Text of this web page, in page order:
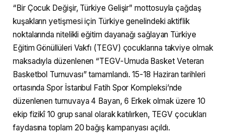
“Bir Çocuk Değişir, Türkiye Gelişir” mottosuyla çağdaş
kuşakların yetişmesi için Türkiye genelindeki aktiflik
noktalarında nitelikli eğitim dayanağı sağlayan Türkiye
Eğitim Gönüllüleri Vakfı (TEGV) çocuklarına takviye olmak
maksadıyla düzenlenen “TEGV-Umuda Basket Veteran
Basketbol Turnuvası” tamamlandı. 15-18 Haziran tarihleri
ortasında Spor İstanbul Fatih Spor Kompleksi’nde
düzenlenen turnuvaya 4 Bayan, 6 Erkek olmak üzere 10
ekip fizikî 10 grup sanal olarak katılırken, TEGV çocukları
faydasına toplam 20 bağış kampanyası açıldı.